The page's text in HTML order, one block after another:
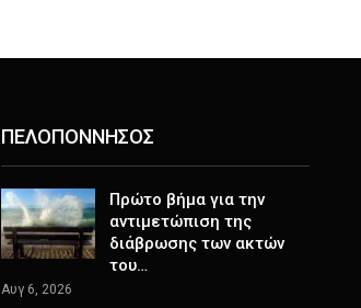
ΠΕΛΟΠΟΝΝΗΣΟΣ
Πρώτο βήμα για την
αντιμετώπιση της
διάβρωσης των ακτών
του…
Αυγ 6, 2026